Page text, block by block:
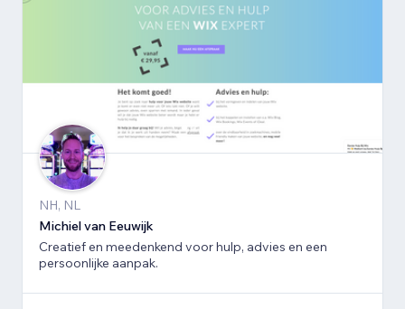
NH, NL
Michiel van Eeuwijk
Creatief en meedenkend voor hulp, advies en een
persoonlijke aanpak.